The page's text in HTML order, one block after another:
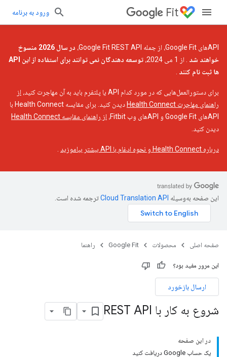
Fit ورود به برنامه
APIهای Google Fit، از جمله Google Fit REST API،
در سال 2026 منسوخ
خواهند شد . از 1 می 2024،
توسعه دهندگان نمی توانند برای استفاده از این API
ها ثبت نام کنند
برای دستورالعمل‌هایی که در مورد کدام API یا پلتفرم باید به آن مهاجرت کنید،
از
راهنمای مهاجرت Health Connect
دیدن کنید. برای مقایسه Health Connect با
APIهای Google Fit و APIهای وب Fitbit،
از راهنمای مقایسه Health Connect
دیدن کنید.
درباره Health Connect و نحوه ادغام با API بیشتر بیاموزید
این صفحه به‌وسیله ترجمه شده است.
صفحه اصلی محصولات Google Fit راهنما
این مرور مفید بود؟
ارسال بازخورد
شروع به کار با REST API
در این صفحه
یک حساب Google دریافت کنید